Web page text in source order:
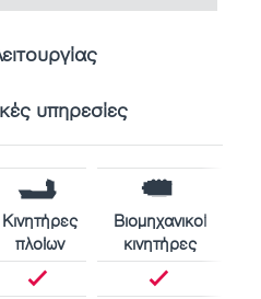
υπηρεσίες
Κινητήρες
πλοίων
Βιομηχανικοί
κινητήρες